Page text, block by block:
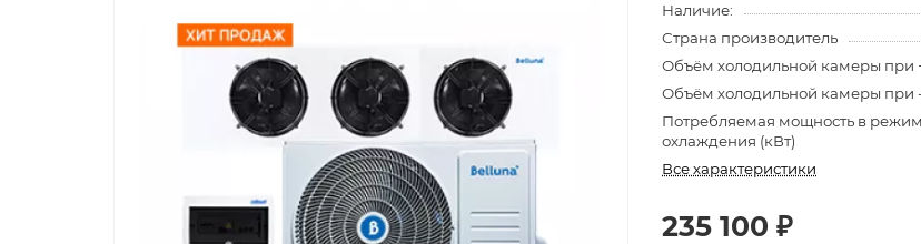
Наличие:
Страна производитель
Объём холодильной камеры при
Объём холодильной камеры при
Потребляемая мощность в
охлаждения (кВт)
Все характеристики
235 100 ₽